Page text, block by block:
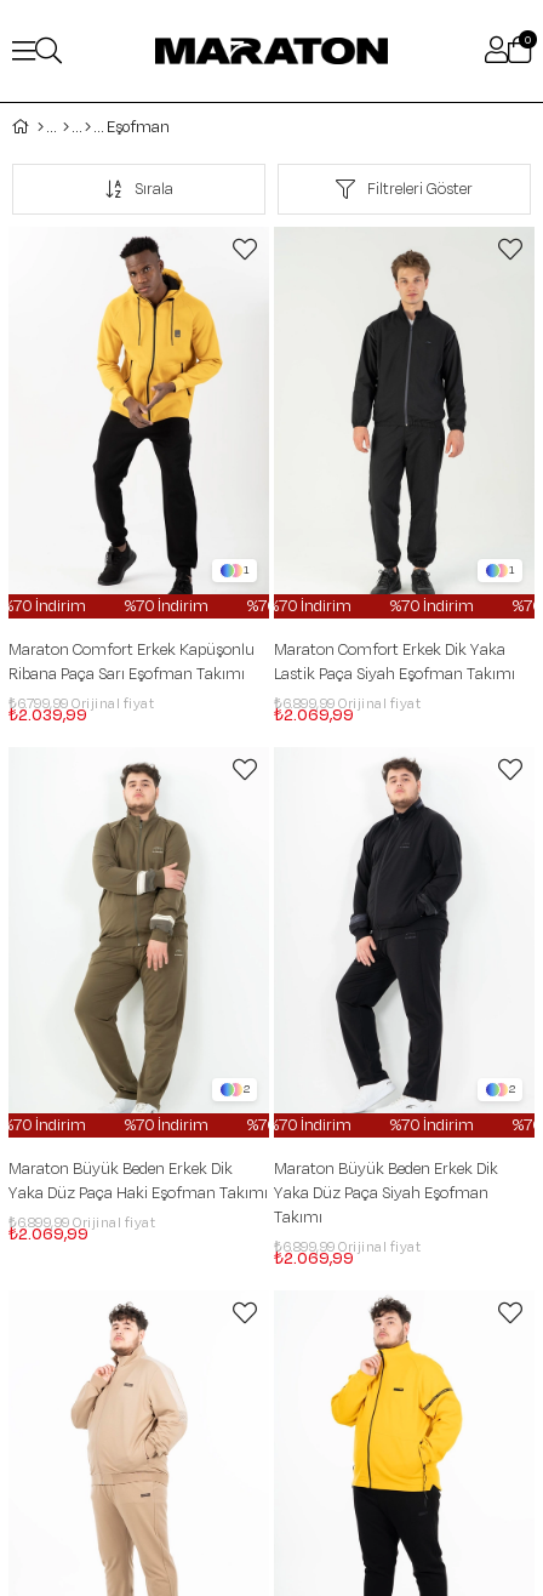
0
Eşofman
Filtreleri Göster
Sırala
1
İndirim %70 İndirim %70 İndirim %70 İndirim
%70
Maraton Comfort Erkek Kapüşonlu
Ribana Paça Sarı Eşofman Takımı
₺2.039,99
₺6.799,99
1
%70 İndirim %70 İndirim
%70
Maraton Comfort Erkek Dik Yaka
Lastik Paça Siyah Eşofman Takımı
₺2.069,99
₺6.899,99
2
İndirim %70 İndirim %70 İndirim %70 İndirim
%70
Maraton Büyük Beden Erkek Dik
Yaka Düz Paça Haki Eşofman Takımı
₺2.069,99
₺6.899,99
2
%70 İndirim %70 İndirim
%70
Maraton Büyük Beden Erkek Dik
Yaka Düz Paça Siyah Eşofman
Takımı
₺2.069,99
₺6.899,99